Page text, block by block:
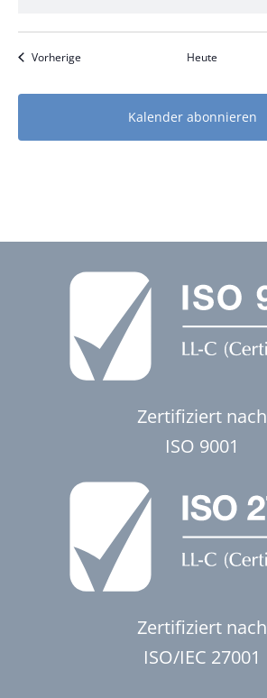
VorherigeVeranstaltungen Heute
Kalender abonnieren
Zertifiziert nach
ISO 9001
Zertifiziert nach
ISO/IEC 27001